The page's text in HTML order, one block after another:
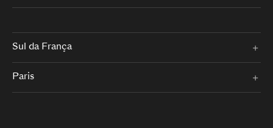
Sul da França
Paris